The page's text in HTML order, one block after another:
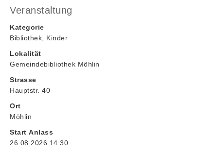
Veranstaltung
Kategorie
Bibliothek, Kinder
Lokalität
Gemeindebibliothek Möhlin
Strasse
Hauptstr. 40
Ort
Möhlin
Start Anlass
26.08.2026 14:30